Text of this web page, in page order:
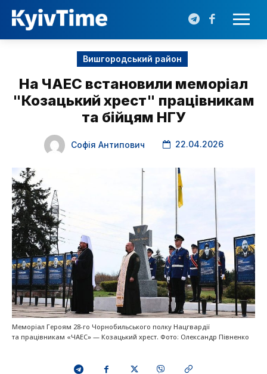
Вишгородський район
На ЧАЕС встановили меморіал
"Козацький хрест" працівникам
та бійцям НГУ
Софія Антипович 22.04.2026
Меморіал Героям 28-го Чорнобильського полку Нацгвардії
та працівникам «ЧАЕС» — Козацький хрест. Фото: Олександр Півненко